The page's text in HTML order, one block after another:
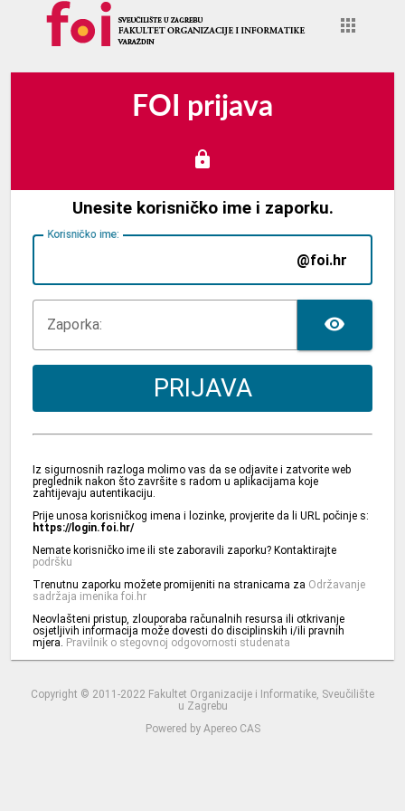
FOI prijava
Unesite korisničko ime i zaporku.
@foi.hr
Korisničko ime:
Zaporka:
PRIJAVA
Iz sigurnosnih razloga molimo vas da se odjavite i zatvorite web
preglednik nakon što završite s radom u aplikacijama koje
zahtijevaju autentikaciju.
Prije unosa korisničkog imena i lozinke, provjerite da li URL počinje s:
https://login.foi.hr/
Nemate korisničko ime ili ste zaboravili zaporku? Kontaktirajte
podršku
Trenutnu zaporku možete promijeniti na stranicama za Održavanje
sadržaja imenika foi.hr
Neovlašteni pristup, zlouporaba računalnih resursa ili otkrivanje
osjetljivih informacija može dovesti do disciplinskih i/ili pravnih
mjera. Pravilnik o stegovnoj odgovornosti studenata
Copyright © 2011-2022 Fakultet Organizacije i Informatike, Sveučilište
u Zagrebu
Powered by Apereo CAS